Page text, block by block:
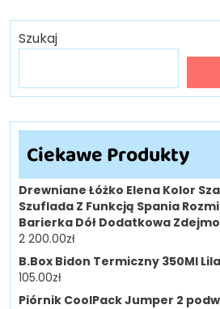
Szukaj
Ciekawe Produkty
Drewniane Łóżko Elena Kolor
Szuflada Z Funkcją Spania
Barierka Dół Dodatkowa
2 200.00zł
B.Box Bidon Termiczny 350Ml
105.00zł
Piórnik CoolPack Jumper 2